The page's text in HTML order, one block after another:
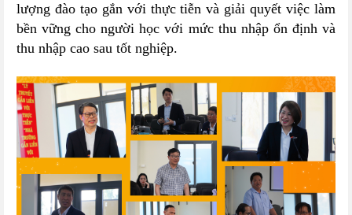
lượng đào tạo gắn với thực tiễn và giải quyết việc làm
bền vững cho người học với mức thu nhập ổn định và
thu nhập cao sau tốt nghiệp.